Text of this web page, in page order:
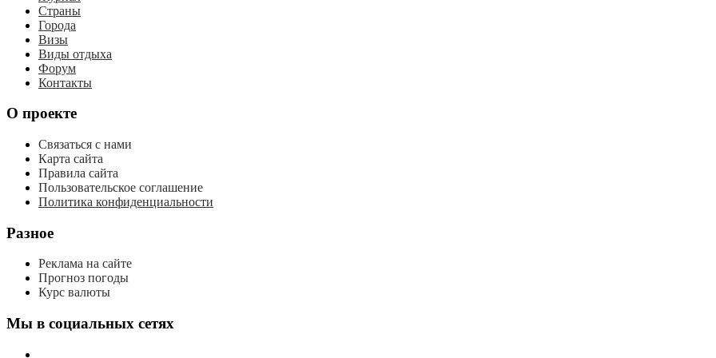
Страны
Города
Визы
Виды отдыха
Форум
Контакты
О проекте
Связаться с нами
Карта сайта
Правила сайта
Пользовательское соглашение
Политика конфиденциальности
Разное
Реклама на сайте
Прогноз погоды
Курс валюты
Мы в социальных сетях